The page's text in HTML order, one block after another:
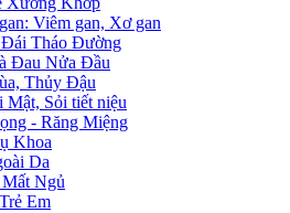
Viêm gan, Xơ gan
Tháo Đường
Đau Nửa Đầu
Thủy Đậu
Sỏi tiết niệu
- Răng Miệng
Khoa
Da
Ngủ
Em